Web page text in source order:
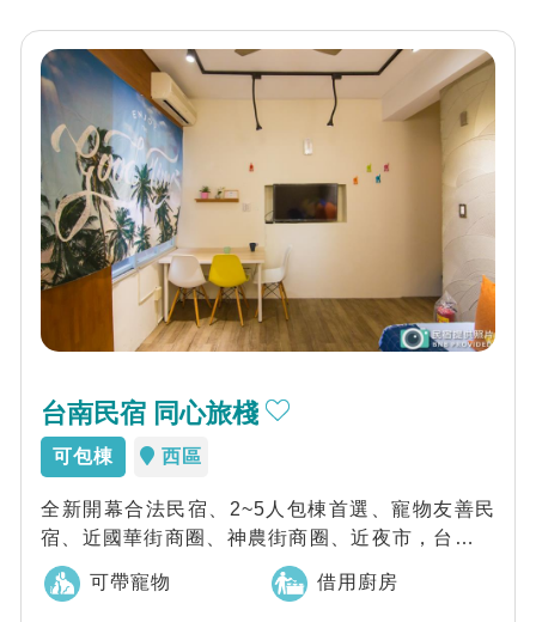
台南民宿 同心旅棧
可包棟 西區
全新開幕合法民宿、2~5人包棟首選、寵物友善民
宿、近國華街商圈、神農街商圈、近夜市，台南同
心旅棧以老宅再生為特色規劃舒適住宿空間，...
可帶寵物 借用廚房